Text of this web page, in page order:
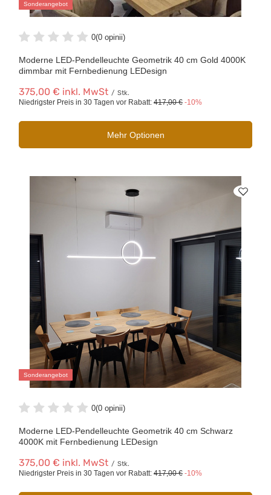
Sonderangebot
0(0 opinii)
Moderne LED-Pendelleuchte Geometrik 40 cm Gold 4000K
dimmbar mit Fernbedienung LEDesign
375,00 € inkl. MwSt / Stk.
Niedrigster Preis in 30 Tagen vor Rabatt: 417,00 € -10%
Mehr Optionen
Sonderangebot
0(0 opinii)
Moderne LED-Pendelleuchte Geometrik 40 cm Schwarz
4000K mit Fernbedienung LEDesign
375,00 € inkl. MwSt / Stk.
Niedrigster Preis in 30 Tagen vor Rabatt: 417,00 € -10%